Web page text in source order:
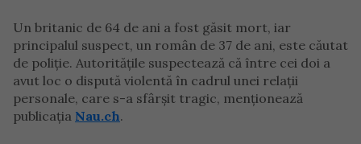
Un britanic de 64 de ani a fost găsit mort, iar
principalul suspect, un român de 37 de ani, este căutat
de poliție. Autoritățile suspectează că între cei doi a
avut loc o dispută violentă în cadrul unei relații
personale, care s-a sfârșit tragic, menționează
publicația Nau.ch.